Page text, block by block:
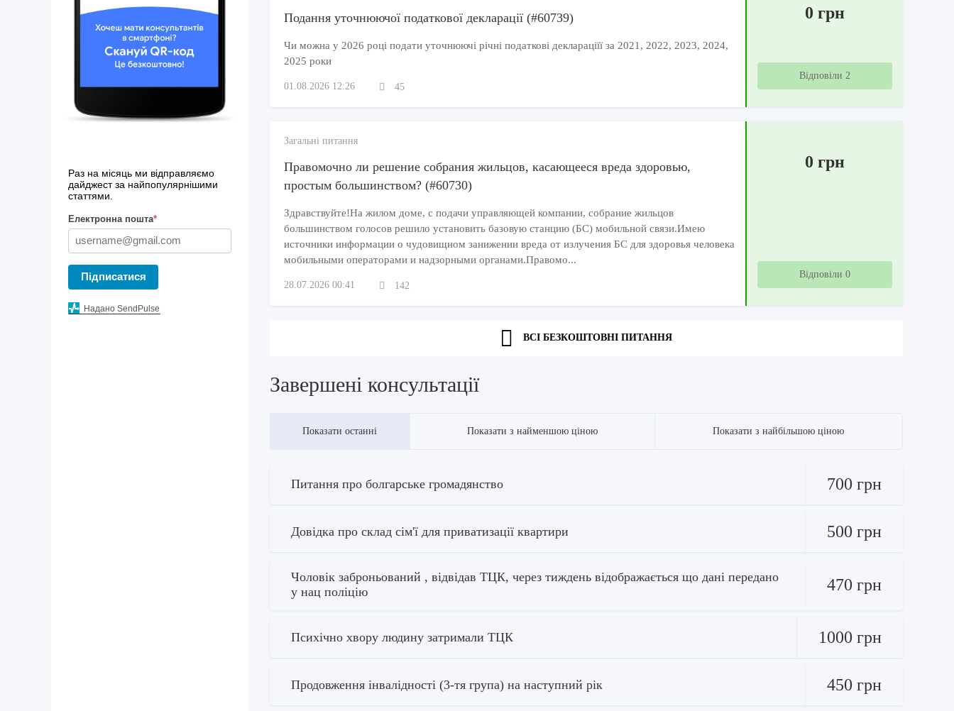
Раз на місяць ми відправляємо
дайджест за найпопулярнішими
статтями.
Електронна пошта*
Підписатися
Надано SendPulse
Подання уточнюючої податкової декларації (#60739)
Чи можна у 2026 році подати уточнюючі річні податкові деклараціїї за 2021, 2022, 2023, 2024,
2025 роки
01.08.2026 12:26 45
0 грн
Відповіли 2
Загальні питання
Правомочно ли решение собрания жильцов, касающееся вреда здоровью,
простым большинством? (#60730)
Здравствуйте!На жилом доме, с подачи управляющей компании, собрание жильцов
большинством голосов решило установить базовую станцию (БС) мобильной связи.Имею
источники информации о чудовищном занижении вреда от излучения БС для здоровья человека
мобильными операторами и надзорными органами.Правомо...
28.07.2026 00:41 142
0 грн
Відповіли 0
ВСІ БЕЗКОШТОВНІ ПИТАННЯ
Завершені консультації
Показати останні Показати з найменшою ціною Показати з найбільшою ціною
Питання про болгарське громадянство 700 грн
Довідка про склад сім'ї для приватизації квартири 500 грн
Чоловік заброньований , відвідав ТЦК, через тиждень відображається що дані передано
у нац поліцію
470 грн
Психічно хвору людину затримали ТЦК 1000 грн
Продовження інвалідності (3-тя група) на наступний рік 450 грн